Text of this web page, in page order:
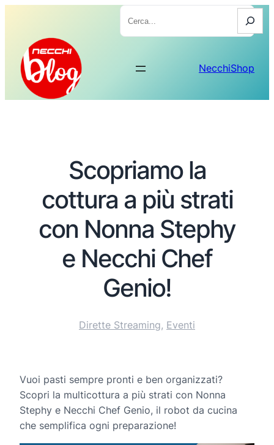
Cerca
NecchiShop
Scopriamo la
cottura a più strati
con Nonna Stephy
e Necchi Chef
Genio!
Dirette Streaming, Eventi
Vuoi pasti sempre pronti e ben organizzati?
Scopri la multicottura a più strati con Nonna
Stephy e Necchi Chef Genio, il robot da cucina
che semplifica ogni preparazione!